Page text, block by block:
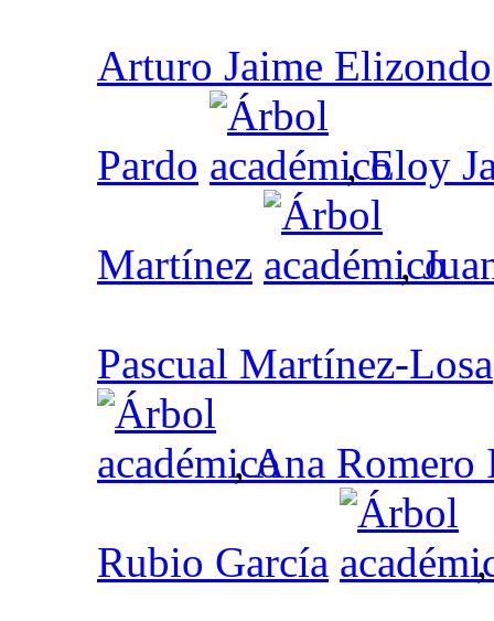
Arturo Jaime Elizondo
Pardo ,Eloy
Martínez ,
Pascual Martínez-Losa
,Ana Romero
Rubio García